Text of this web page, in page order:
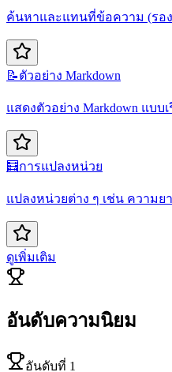
ค้นหาและแทนที่ข้อความ (รอ
📝ตัวอย่าง Markdown
แสดงตัวอย่าง Markdown แบบ
🧮การแปลงหน่วย
แปลงหน่วยต่าง ๆ เช่น ความย
ดูเพิ่มเติม
อันดับความนิยม
อันดับที่ 1